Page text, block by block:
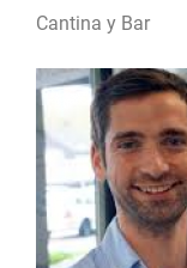
Cantina y Bar